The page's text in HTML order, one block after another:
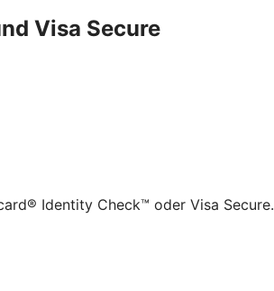
Visa Secure
Identity Check™ oder Visa Secure.